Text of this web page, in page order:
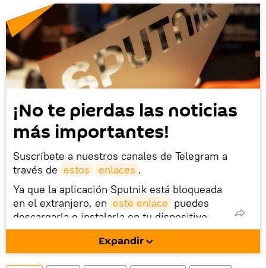
¡No te pierdas las noticias
más importantes!
Suscríbete a nuestros canales de Telegram a
través de estos enlaces .
Ya que la aplicación Sputnik está bloqueada
en el extranjero, en este enlace puedes
descargarla e instalarla en tu dispositivo
móvil (¡solo para Android!).
Expandir